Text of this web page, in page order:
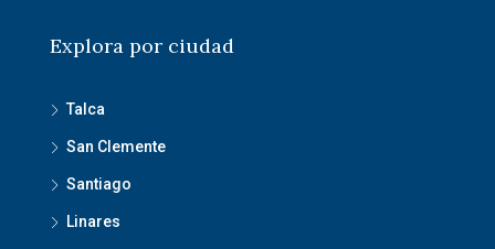
Explora por ciudad
Talca
San Clemente
Santiago
Linares